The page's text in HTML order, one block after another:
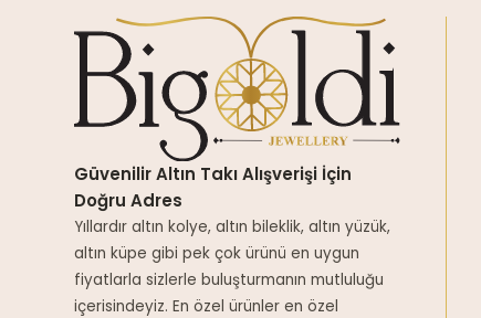
Güvenilir Altın Takı Alışverişi İçin
Doğru Adres
Yıllardır altın kolye, altın bileklik, altın yüzük,
altın küpe gibi pek çok ürünü en uygun
fiyatlarla sizlerle buluşturmanın mutluluğu
içerisindeyiz. En özel ürünler en özel